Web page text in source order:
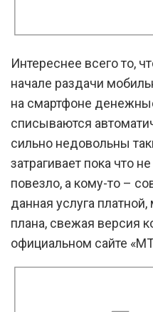
Интереснее всего то,
начале раздачи
на смартфоне
списываются
сильно недовольны
затрагивает пока что
повезло, а кому-то –
данная услуга
плана, свежая версия
официальном сайте